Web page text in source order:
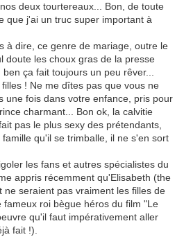
deux tourtereaux... Bon, de toute
que j'ai un truc super important à
à dire, ce genre de mariage, outre le
doute les choux gras de la presse
ça fait toujours un peu rêver...
! Ne me dîtes pas que vous ne
une fois dans votre enfance, pris pour
charmant... Bon ok, la calvitie
pas le plus sexy des prétendants,
qu'il se trimballe, il ne s'en sort
les fans et autres spécialistes du
appris récemment qu'Elisabeth (the
seraient pas vraiment les filles de
fameux roi bègue héros du film "Le
qu'il faut impérativement aller
fait !).